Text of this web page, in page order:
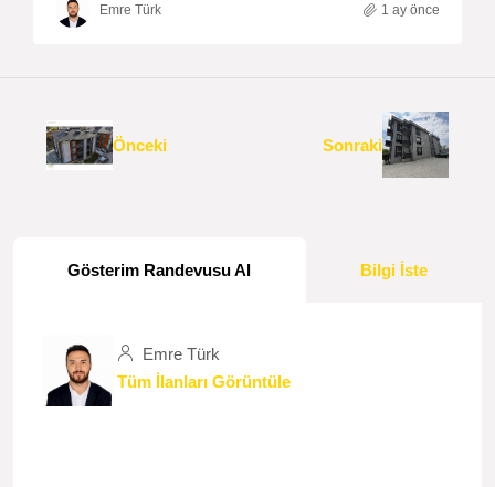
Emre Türk 1 ay önce
Önceki Sonraki
Gösterim Randevusu Al Bilgi İste
Emre Türk
Tüm İlanları Görüntüle